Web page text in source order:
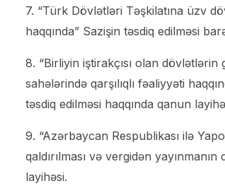
7. “Türk Dövlətləri Təşkilatına üzv
haqqında” Sazişin təsdiq edilməsi
8. “Birliyin iştirakçısı olan
sahələrində qarşılıqlı fəaliyyəti
təsdiq edilməsi haqqında qanun
9. “Azərbaycan Respublikası ilə
qaldırılması və vergidən
layihəsi.